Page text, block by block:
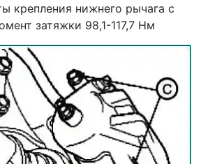
крепления нижнего рычага с
затяжки 98,1-117,7 Нм